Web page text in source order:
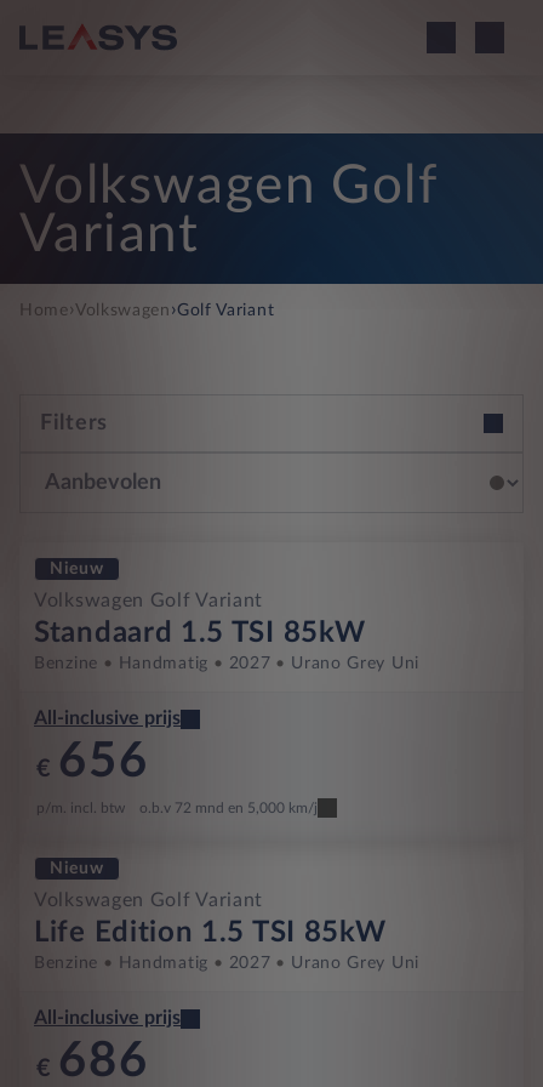
Volkswagen Golf
Variant
Home› Volkswagen ›Golf Variant
Filters
Nieuw
Volkswagen Golf Variant
Standaard 1.5 TSI 85kW
Benzine Handmatig 2027 Urano Grey Uni
All-inclusive prijs
€ 656
p/m. incl. btw o.b.v 72 mnd en 5,000 km/j
Nieuw
Volkswagen Golf Variant
Life Edition 1.5 TSI 85kW
Benzine Handmatig 2027 Urano Grey Uni
All-inclusive prijs
€ 686